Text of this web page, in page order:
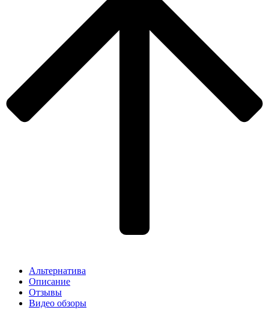
Альтернатива
Описание
Отзывы
Видео обзоры